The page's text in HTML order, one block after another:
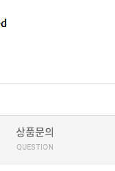
상품문의
QUESTION